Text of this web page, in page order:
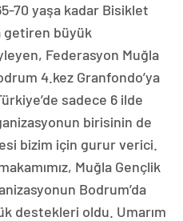
70 yaşa kadar Bisiklet
getiren büyük
Federasyon Muğla
4.kez Granfondo’ya
sadece 6 ilde
birisinin de
bizim için gurur verici.
Muğla Gençlik
Bodrum’da
destekleri oldu. Umarım